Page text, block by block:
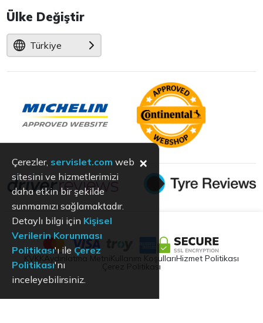
Ülke Değiştir
Türkiye
Aydınlatma Metni Kullanım KoşullarıHizmet Politikası
Çerez Politikası
Çerezler, servislet.com web
sitesini ve hizmetlerimizi
daha etkin bir şekilde
sunmamızı sağlamaktadır.
Detaylı bilgi için Kişisel
Verilerin Korunması
Politikası'ı ile Çerez
Politikası'nı
inceleyebilirsiniz.
×